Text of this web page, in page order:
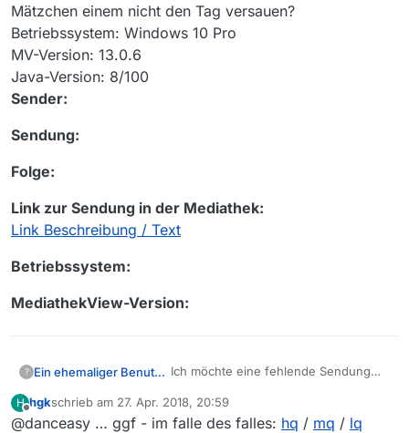
Mätzchen einem nicht den Tag versauen?
Betriebssystem: Windows 10 Pro
MV-Version: 13.0.6
Java-Version: 8/100
Sender:
Sendung:
Folge:
Link zur Sendung in der Mediathek:
Link Beschreibung / Text
Betriebssystem:
MediathekView-Version:
? Ein ehemaliger Benutzer Ich möchte eine fehlende Sendung
Sender: ARTE
Sendung: Anne Teresa De
Sendung:
H
Offline
hgkschrieb am 27. Apr. 2018, 20:59
zuletzt editiert von
@danceasy … ggf - im falle des falles: hq / mq / lq